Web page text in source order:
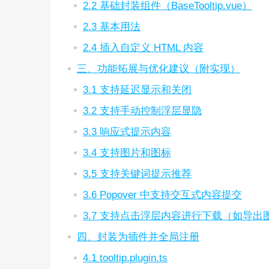
2.2 基础封装组件（BaseTooltip.vue）
2.3 基本用法
2.4 插入自定义 HTML 内容
三、功能拓展与优化建议（附实现）
3.1 支持延迟显示和关闭
3.2 支持手动控制浮层显隐
3.3 响应式提示内容
3.4 支持图片和图标
3.5 支持关键词提示推荐
3.6 Popover 中支持交互式内容提交
3.7 支持点击浮层内容进行下载（如导出
四、封装为插件并全局注册
4.1 tooltip.plugin.ts